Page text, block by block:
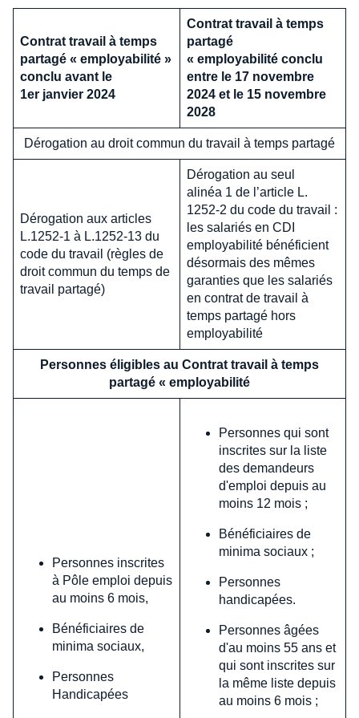
Contrat travail à temps
partagé « employabilité »
conclu avant le
1er janvier 2024
Contrat travail à temps
partagé
« employabilité conclu
entre le 17 novembre
2024 et le 15 novembre
2028
Dérogation au droit commun du travail à temps partagé
Dérogation aux articles
L.1252-1 à L.1252-13 du
code du travail (règles de
droit commun du temps de
travail partagé)
Dérogation au seul
alinéa 1 de l’article L.
1252-2 du code du travail :
les salariés en CDI
employabilité bénéficient
désormais des mêmes
garanties que les salariés
en contrat de travail à
temps partagé hors
employabilité
Personnes éligibles au Contrat travail à temps
partagé « employabilité
Personnes inscrites
à Pôle emploi depuis
au moins 6 mois,
Bénéficiaires de
minima sociaux,
Personnes
Handicapées
Personnes qui sont
inscrites sur la liste
des demandeurs
d'emploi depuis au
moins 12 mois ;
Bénéficiaires de
minima sociaux ;
Personnes
handicapées.
Personnes âgées
d'au moins 55 ans et
qui sont inscrites sur
la même liste depuis
au moins 6 mois ;